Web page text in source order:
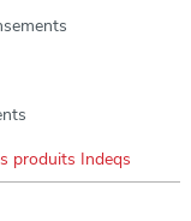
produits Indeqs